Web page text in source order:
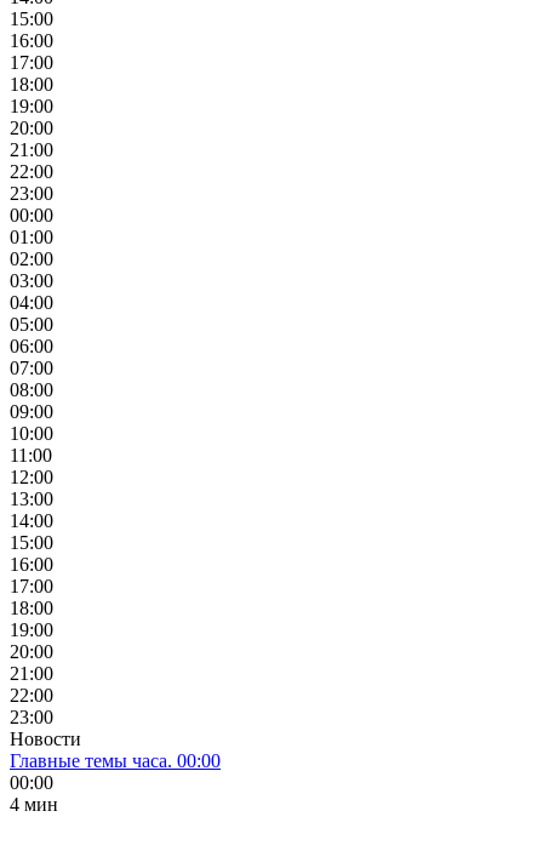
15:00
16:00
17:00
18:00
19:00
20:00
21:00
22:00
23:00
00:00
01:00
02:00
03:00
04:00
05:00
06:00
07:00
08:00
09:00
10:00
11:00
12:00
13:00
14:00
15:00
16:00
17:00
18:00
19:00
20:00
21:00
22:00
23:00
Новости
Главные темы часа. 00:00
00:00
4 мин